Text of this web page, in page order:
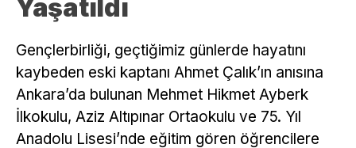
Yaşatıldı
Gençlerbirliği, geçtiğimiz günlerde hayatını
kaybeden eski kaptanı Ahmet Çalık’ın anısına
Ankara’da bulunan Mehmet Hikmet Ayberk
İlkokulu, Aziz Altıpınar Ortaokulu ve 75. Yıl
Anadolu Lisesi’nde eğitim gören öğrencilere